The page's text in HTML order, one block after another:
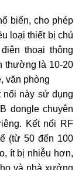
biến, cho phép
loại thiết bị chủ
thoại thông
thường là 10-20
văn phòng
nối này sử dụng
dongle chuyên
Kết nối RF
(từ 50 đến 100
ít bị nhiễu hơn,
và nhà xưởng